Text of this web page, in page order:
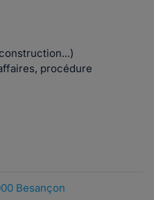
procédure
Besançon